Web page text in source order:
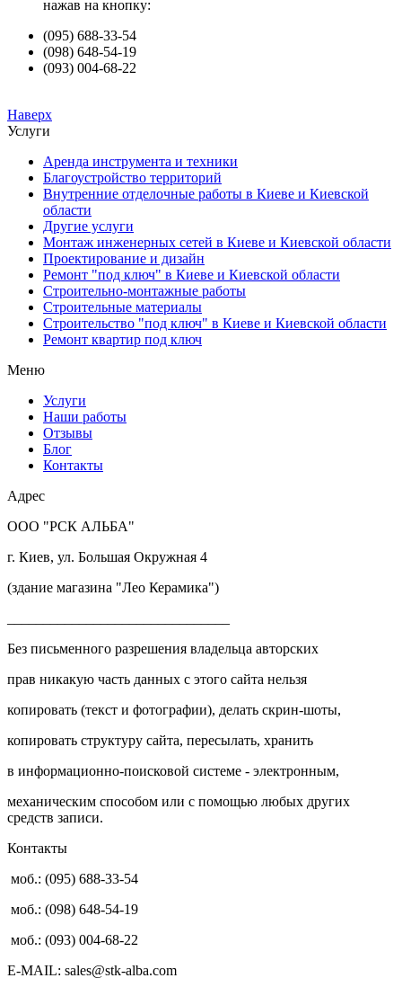
нажав на кнопку:
(095) 688-33-54
(098) 648-54-19
(093) 004-68-22
Наверх
Услуги
Аренда инструмента и техники
Благоустройство территорий
Внутренние отделочные работы в Киеве и Киевской
области
Другие услуги
Монтаж инженерных сетей в Киеве и Киевской области
Проектирование и дизайн
Ремонт "под ключ" в Киеве и Киевской области
Строительно-монтажные работы
Строительные материалы
Строительство "под ключ" в Киеве и Киевской области
Ремонт квартир под ключ
Меню
Услуги
Наши работы
Отзывы
Блог
Контакты
Адрес
ООО "РСК АЛЬБА"
г. Киев, ул. Большая Окружная 4
(здание магазина "Лео Керамика")
Без письменного разрешения владельца авторских
прав никакую часть данных с этого сайта нельзя
копировать (текст и фотографии), делать скрин-шоты,
копировать структуру сайта, пересылать, хранить
в информационно-поисковой системе - электронным,
механическим способом или с помощью любых других
средств записи.
Контакты
моб.: (095) 688-33-54
моб.: (098) 648-54-19
моб.: (093) 004-68-22
E-MAIL: sales@stk-alba.com